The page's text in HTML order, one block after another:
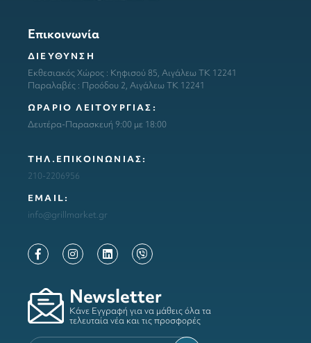
Επικοινωνία
ΔΙΕΥΘΥΝΣΗ
Εκθεσιακός Χώρος : Κηφισού 85, Αιγάλεω ΤΚ 12241
Παραλαβές : Προόδου 2, Αιγάλεω ΤΚ 12241
ΩΡΑΡΙΟ ΛΕΙΤΟΥΡΓΙΑΣ:
Δευτέρα-Παρασκευή 9:00 με 18:00
ΤΗΛ.ΕΠΙΚΟΙΝΩΝΙΑΣ:
210-2206956
ΕΜΑΙL:
info@grillmarket.gr
Newsletter
Κάνε Εγγραφή για να μάθεις όλα τα
τελευταία νέα και τις προσφορές